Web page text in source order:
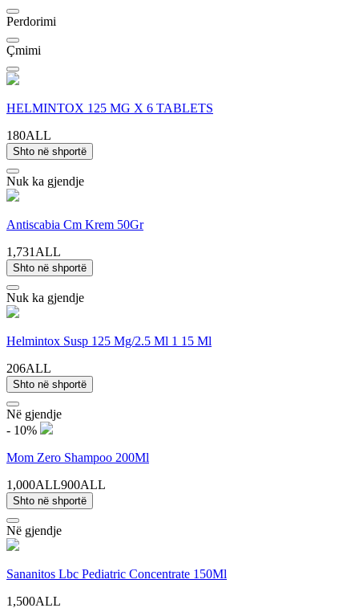
Perdorimi
Çmimi
HELMINTOX 125 MG X 6 TABLETS
180ALL
Shto në shportë
Nuk ka gjendje
Antiscabia Cm Krem 50Gr
1,731ALL
Shto në shportë
Nuk ka gjendje
Helmintox Susp 125 Mg/2.5 Ml 1 15 Ml
206ALL
Shto në shportë
Në gjendje
- 10%
Mom Zero Shampoo 200Ml
1,000ALL900ALL
Shto në shportë
Në gjendje
Sananitos Lbc Pediatric Concentrate 150Ml
1,500ALL